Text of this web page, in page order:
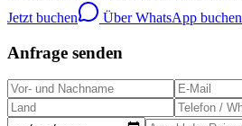
Jetzt buchen
Über WhatsApp buchen
Anfrage senden